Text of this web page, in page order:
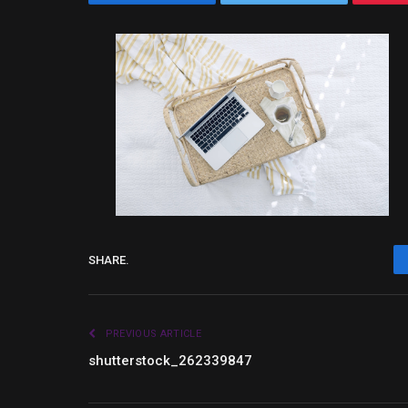
SHARE.
PREVIOUS ARTICLE
shutterstock_262339847